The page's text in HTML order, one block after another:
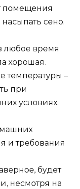
помещения
сено.
любое время
хорошая.
температуры –
при
условиях.
будет
несмотря на